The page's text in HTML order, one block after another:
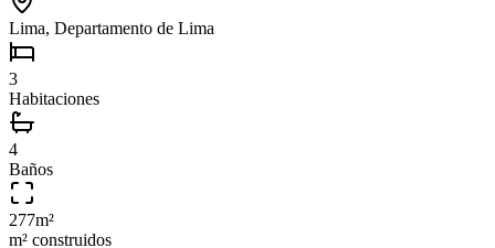
Lima, Departamento de Lima
3
Habitaciones
4
Baños
277m²
m² construidos